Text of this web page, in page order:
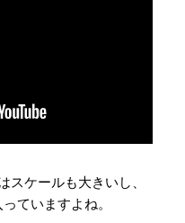
ケールも大きいし、
ていますよね。